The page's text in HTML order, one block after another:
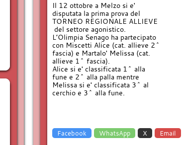
Il 12 ottobre a Melzo si e'
disputata la prima prova del
TORNEO REGIONALE ALLIEVE
del settore agonistico.
L’Olimpia Senago ha partecipato
con Miscetti Alice (cat. allieve 2^
fascia) e Martalo' Melissa (cat.
allieve 1^ fascia).
Alice si e' classificata 1^ alla
fune e 2^ alla palla mentre
Melissa si e' classificata 3^ al
cerchio e 3^ alla fune.
Facebook WhatsApp X Email